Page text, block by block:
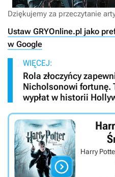
Dziękujemy za przeczytanie
Ustaw GRYOnline.pl jako
w Google
WIĘCEJ:
Rola złoczyńcy
Nicholsonowi fortunę.
wypłat w historii

Harry